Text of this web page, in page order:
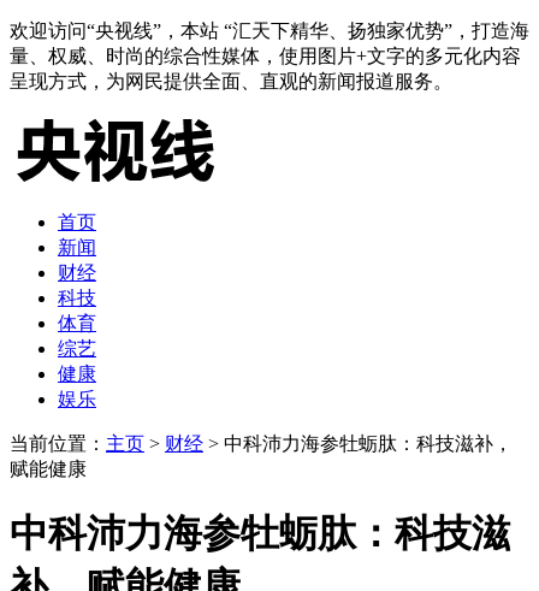
欢迎访问“央视线”，本站 “汇天下精华、扬独家优势”，打造海
量、权威、时尚的综合性媒体，使用图片+文字的多元化内容
呈现方式，为网民提供全面、直观的新闻报道服务。
首页
新闻
财经
科技
体育
综艺
健康
娱乐
当前位置： 主页 > 财经 > 中科沛力海参牡蛎肽：科技滋补，
赋能健康
中科沛力海参牡蛎肽：科技滋